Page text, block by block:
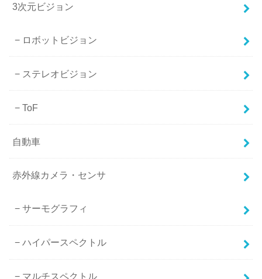
3次元ビジョン
ロボットビジョン
ステレオビジョン
ToF
自動車
赤外線カメラ・センサ
サーモグラフィ
ハイパースペクトル
マルチスペクトル